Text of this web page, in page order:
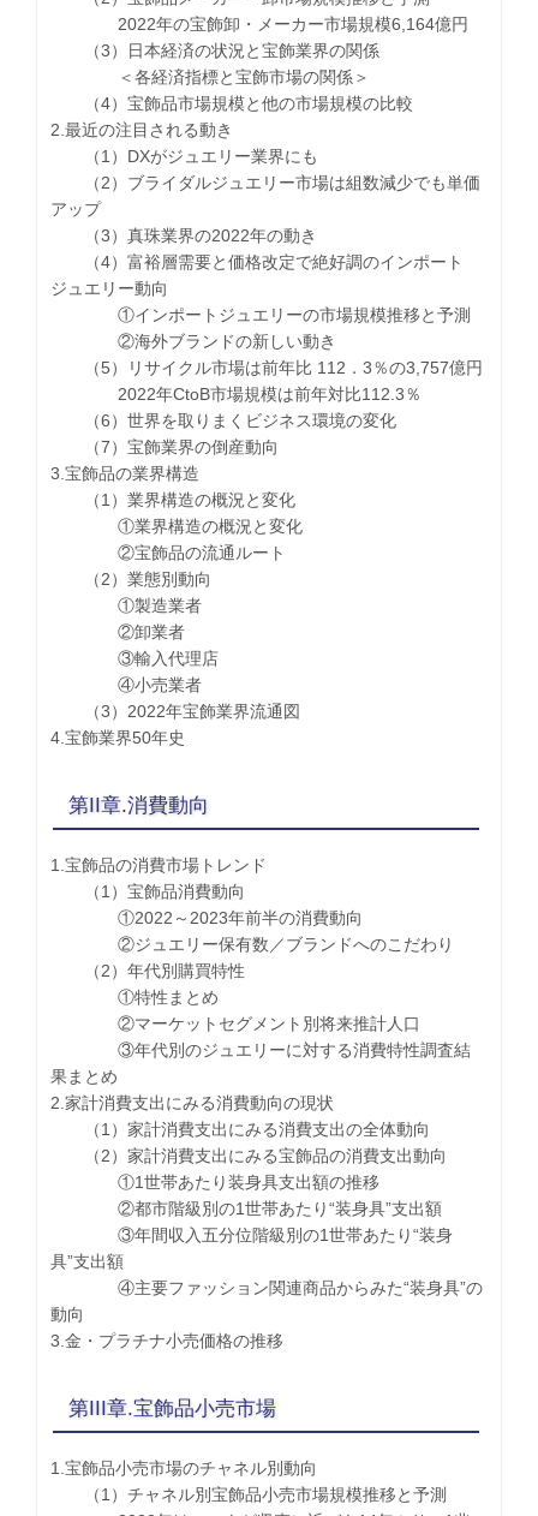
2022年の宝飾卸・メーカー市場規模6,164億円
（3）日本経済の状況と宝飾業界の関係
＜各経済指標と宝飾市場の関係＞
（4）宝飾品市場規模と他の市場規模の比較
2.最近の注目される動き
（1）DXがジュエリー業界にも
（2）ブライダルジュエリー市場は組数減少でも単価
アップ
（3）真珠業界の2022年の動き
（4）富裕層需要と価格改定で絶好調のインポート
ジュエリー動向
①インポートジュエリーの市場規模推移と予測
②海外ブランドの新しい動き
（5）リサイクル市場は前年比 112．3％の3,757億円
2022年CtoB市場規模は前年対比112.3％
（6）世界を取りまくビジネス環境の変化
（7）宝飾業界の倒産動向
3.宝飾品の業界構造
（1）業界構造の概況と変化
①業界構造の概況と変化
②宝飾品の流通ルート
（2）業態別動向
①製造業者
②卸業者
③輸入代理店
④小売業者
（3）2022年宝飾業界流通図
4.宝飾業界50年史
第II章.消費動向
1.宝飾品の消費市場トレンド
（1）宝飾品消費動向
①2022～2023年前半の消費動向
②ジュエリー保有数／ブランドへのこだわり
（2）年代別購買特性
①特性まとめ
②マーケットセグメント別将来推計人口
③年代別のジュエリーに対する消費特性調査結
果まとめ
2.家計消費支出にみる消費動向の現状
（1）家計消費支出にみる消費支出の全体動向
（2）家計消費支出にみる宝飾品の消費支出動向
①1世帯あたり装身具支出額の推移
②都市階級別の1世帯あたり“装身具”支出額
③年間収入五分位階級別の1世帯あたり“装身
具”支出額
④主要ファッション関連商品からみた“装身具”の
動向
3.金・プラチナ小売価格の推移
第III章.宝飾品小売市場
1.宝飾品小売市場のチャネル別動向
（1）チャネル別宝飾品小売市場規模推移と予測